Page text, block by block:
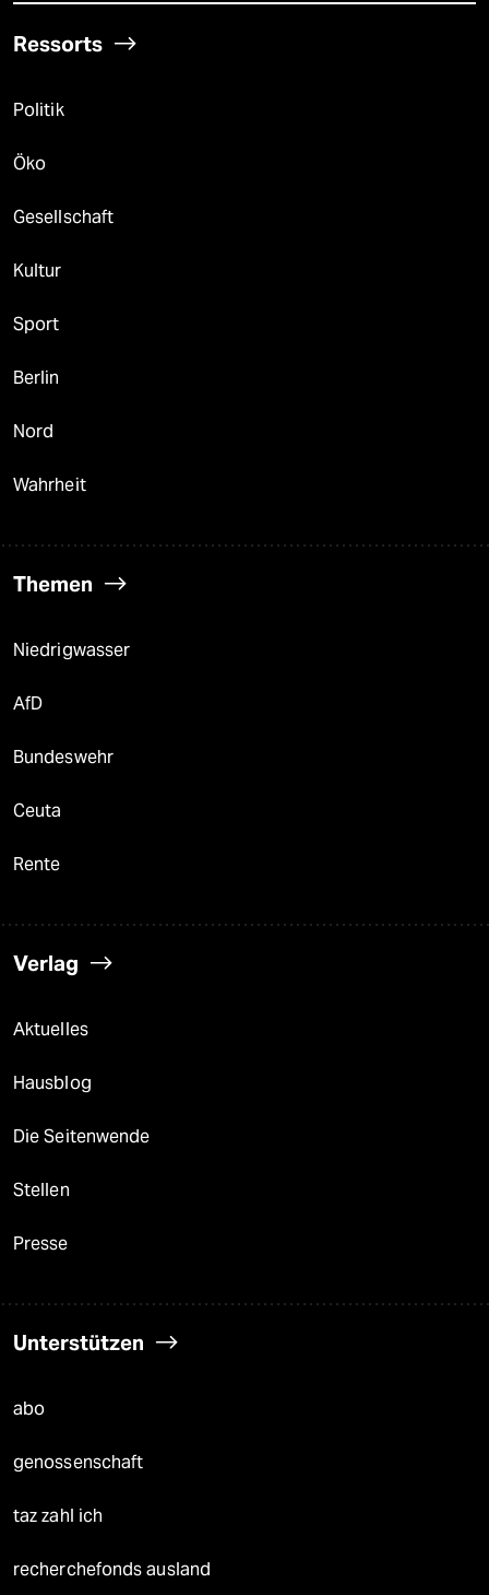
Ressorts
Politik
Öko
Gesellschaft
Kultur
Sport
Berlin
Nord
Wahrheit
Themen
Niedrigwasser
AfD
Bundeswehr
Ceuta
Rente
Verlag
Aktuelles
Hausblog
Die Seitenwende
Stellen
Presse
Unterstützen
abo
genossenschaft
taz zahl ich
recherchefonds ausland